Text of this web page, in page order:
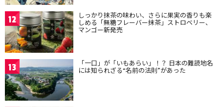
12 しっかり抹茶の味わい、さらに果実の香りも楽
しめる「無糖フレーバー抹茶」ストロベリー、
マンゴー新発売
13 「一口」が「いもあらい」！？ 日本の難読地名
には知られざる“名前の法則”があった